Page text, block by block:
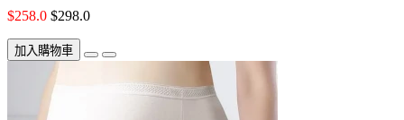
$258.0 $298.0
加入購物車